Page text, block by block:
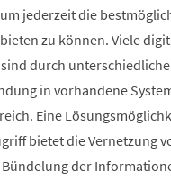
jederzeit die
zu können. Viele
durch
in vorhandene
Eine
bietet die Vernetzung
der